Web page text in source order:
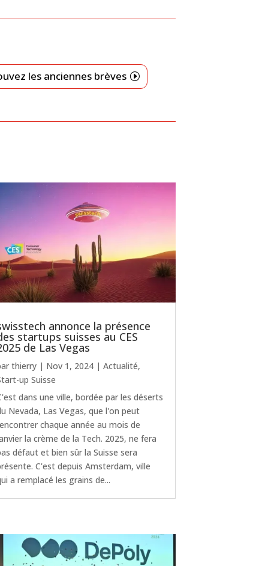
les anciennes brèves
annonce la présence
startups suisses au CES
de Las Vegas
thierry| Nov 1, 2024| Actualité,
up Suisse
dans une ville, bordée par les déserts
Nevada, Las Vegas, que l'on peut
chaque année au mois de
la crème de la Tech. 2025, ne fera
défaut et bien sûr la Suisse sera
C'est depuis Amsterdam, ville
a remplacé les grains de...